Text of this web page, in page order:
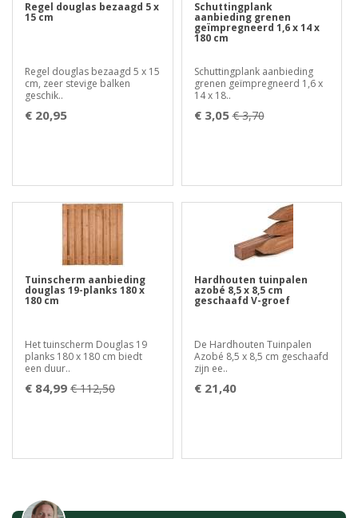
Regel douglas bezaagd 5 x
15 cm
Regel douglas bezaagd 5 x 15
cm, zeer stevige balken
geschik..
€ 20,95
Schuttingplank
aanbieding grenen
geïmpregneerd 1,6 x 14 x
180 cm
Schuttingplank aanbieding
grenen geïmpregneerd 1,6 x
14 x 18..
€ 3,05 € 3,70
Tuinscherm aanbieding
douglas 19-planks 180 x
180 cm
Het tuinscherm Douglas 19
planks 180 x 180 cm biedt
een duur..
€ 84,99 € 112,50
Hardhouten tuinpalen
azobé 8,5 x 8,5 cm
geschaafd V-groef
De Hardhouten Tuinpalen
Azobé 8,5 x 8,5 cm geschaafd
zijn ee..
€ 21,40